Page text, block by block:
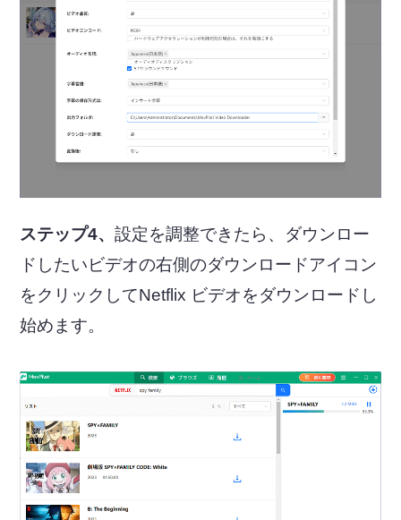
ステップ4、設定を調整できたら、ダウンロー
ドしたいビデオの右側のダウンロードアイコン
をクリックしてNetflix ビデオをダウンロードし
始めます。